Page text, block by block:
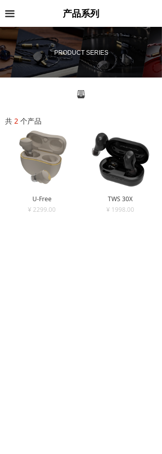
끀
首页
UM声工坊
资讯
产品系列
넸定制数字化
保养服务
常见问题
共 2 个产品
U-Free
¥ 2299.00
TWS 30X
¥ 1998.00
뀣
PRODUCT SERIES
产品系列